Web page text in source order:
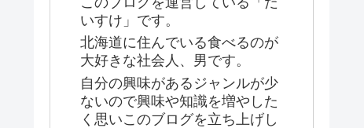
いすけ」です。
北海道に住んでいる食べるのが
大好きな社会人、男です。
自分の興味があるジャンルが少
ないので興味や知識を増やした
く思いこのブログを立ち上げし